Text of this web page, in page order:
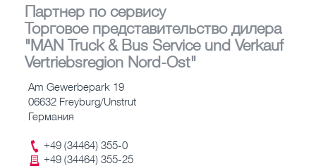
Партнер по сервису
Торговое представительство дилера
"MAN Truck & Bus Service und Verkauf
Vertriebsregion Nord-Ost"
Am Gewerbepark 19
06632 Freyburg/Unstrut
Германия
+49 (34464) 355-0
+49 (34464) 355-25